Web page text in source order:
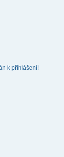
k přihlášení!